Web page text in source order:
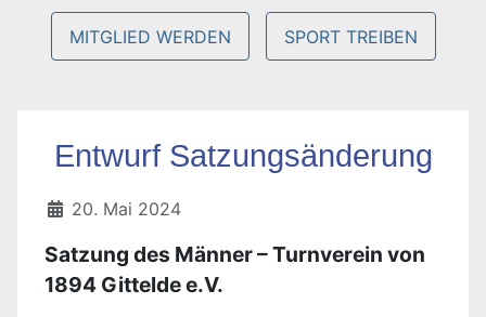
MITGLIED WERDEN SPORT TREIBEN
Entwurf Satzungsänderung
20. Mai 2024
Satzung des Männer – Turnverein von
1894 Gittelde e.V.